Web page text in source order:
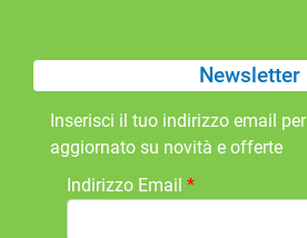
Newsletter
Inserisci il tuo indirizzo email
aggiornato su novità e offerte
Indirizzo Email *